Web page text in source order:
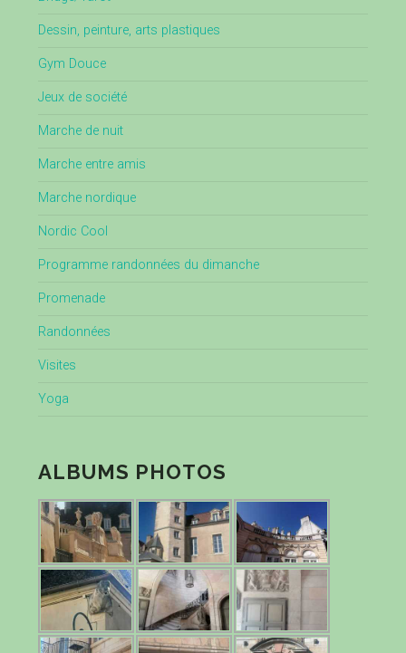
Dessin, peinture, arts plastiques
Gym Douce
Jeux de société
Marche de nuit
Marche entre amis
Marche nordique
Nordic Cool
Programme randonnées du dimanche
Promenade
Randonnées
Visites
Yoga
ALBUMS PHOTOS